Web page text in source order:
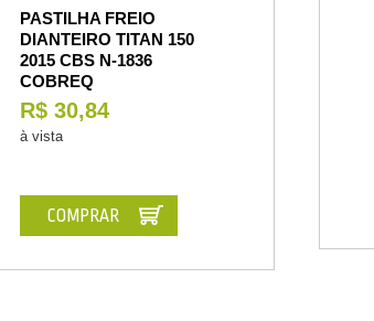
PASTILHA FREIO
DIANTEIRO TITAN 150
2015 CBS N-1836
COBREQ
R$ 30,84
à vista
COMPRAR